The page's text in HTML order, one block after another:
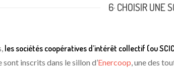
6· CHOISIR UNE
les sociétés coopératives d’intérêt collectif (ou
sont inscrits dans le sillon d’Enercoop, une des